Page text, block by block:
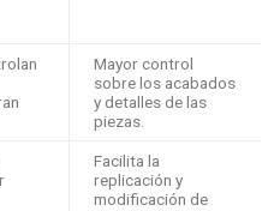
Mayor control
sobre los acabados
y detalles de las
piezas.
Facilita la
replicación y
modificación de